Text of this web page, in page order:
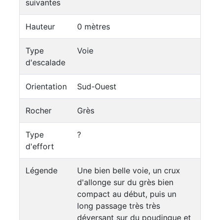
suivantes
Hauteur 0 mètres
Type
d'escalade
Voie
Orientation Sud-Ouest
Rocher Grès
Type
d'effort
?
Légende
Une bien belle voie, un crux
d'allonge sur du grès bien
compact au début, puis un
long passage très très
déversant sur du poudingue et